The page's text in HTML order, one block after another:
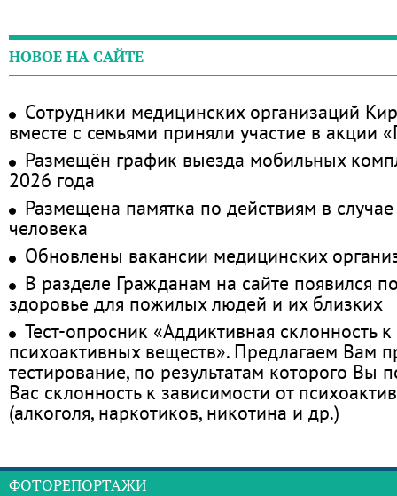
НОВОЕ НА САЙТЕ
Сотрудники медицинских организаций
вместе с семьями приняли участие в акции
Размещён график выезда мобильных
2026 года
Размещена памятка по действиям в
человека
Обновлены вакансии медицинских
В разделе Гражданам на сайте появился
здоровье для пожилых людей и их близких
Тест-опросник «Аддиктивная склонность
психоактивных веществ». Предлагаем Вам
тестирование, по результатам которого Вы
Вас склонность к зависимости от
(алкоголя, наркотиков, никотина и др.)
ФОТОРЕПОРТАЖИ